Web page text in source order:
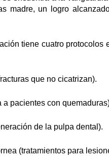
madre, un logro
tiene cuatro
que no cicatrizan).
pacientes con
de la pulpa dental).
(tratamientos para